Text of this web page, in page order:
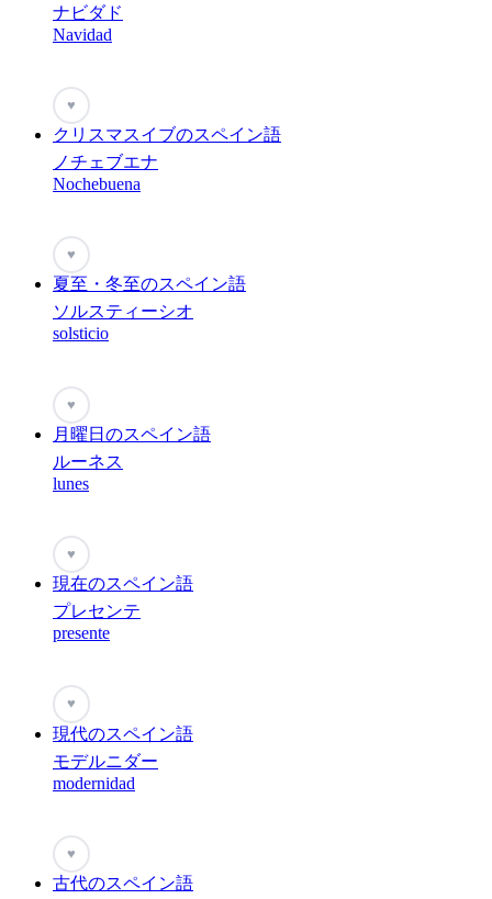
ナビダド
Navidad
♥
クリスマスイブのスペイン語
ノチェブエナ
Nochebuena
♥
夏至・冬至のスペイン語
ソルスティーシオ
solsticio
♥
月曜日のスペイン語
ルーネス
lunes
♥
現在のスペイン語
プレセンテ
presente
♥
現代のスペイン語
モデルニダー
modernidad
♥
古代のスペイン語